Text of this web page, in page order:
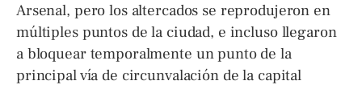
Arsenal, pero los altercados se reprodujeron en
múltiples puntos de la ciudad, e incluso llegaron
a bloquear temporalmente un punto de la
principal vía de circunvalación de la capital